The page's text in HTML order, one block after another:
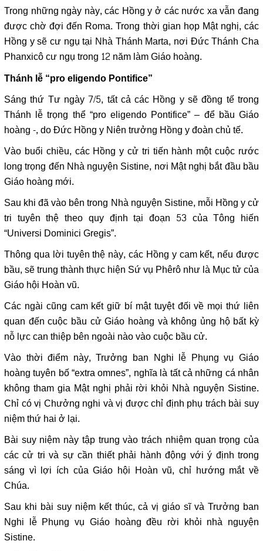
Trong những ngày này, các Hồng y ở các nước xa vẫn đang
được chờ đợi đến Roma. Trong thời gian họp Mật nghị, các
Hồng y sẽ cư ngụ tại Nhà Thánh Marta, nơi Đức Thánh Cha
Phanxicô cư ngụ trong 12 năm làm Giáo hoàng.
Thánh lễ “pro eligendo Pontifice”
Sáng thứ Tư ngày 7/5, tất cả các Hồng y sẽ đồng tế trong
Thánh lễ trọng thể “pro eligendo Pontifice” – để bầu Giáo
hoàng -, do Đức Hồng y Niên trưởng Hồng y đoàn chủ tế.
Vào buổi chiều, các Hồng y cử tri tiến hành một cuộc rước
long trọng đến Nhà nguyện Sistine, nơi Mật nghị bắt đầu bầu
Giáo hoàng mới.
Sau khi đã vào bên trong Nhà nguyện Sistine, mỗi Hồng y cử
tri tuyên thệ theo quy định tại đoạn 53 của Tông hiến
“Universi Dominici Gregis”.
Thông qua lời tuyên thệ này, các Hồng y cam kết, nếu được
bầu, sẽ trung thành thực hiện Sứ vụ Phêrô như là Mục tử của
Giáo hội Hoàn vũ.
Các ngài cũng cam kết giữ bí mật tuyệt đối về mọi thứ liên
quan đến cuộc bầu cử Giáo hoàng và không ủng hộ bất kỳ
nỗ lực can thiệp bên ngoài nào vào cuộc bầu cử.
Vào thời điểm này, Trưởng ban Nghi lễ Phụng vụ Giáo
hoàng tuyên bố “extra omnes”, nghĩa là tất cả những cá nhân
không tham gia Mật nghị phải rời khỏi Nhà nguyện Sistine.
Chỉ có vị Chưởng nghi và vị được chỉ định phụ trách bài suy
niệm thứ hai ở lại.
Bài suy niệm này tập trung vào trách nhiệm quan trọng của
các cử tri và sự cần thiết phải hành động với ý định trong
sáng vì lợi ích của Giáo hội Hoàn vũ, chỉ hướng mắt về
Chúa.
Sau khi bài suy niệm kết thúc, cả vị giáo sĩ và Trưởng ban
Nghi lễ Phụng vụ Giáo hoàng đều rời khỏi nhà nguyện
Sistine.